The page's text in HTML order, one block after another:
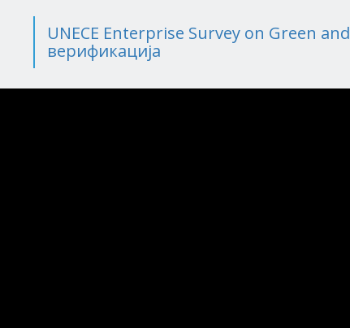
UNECE Enterprise Survey on Green
верификација